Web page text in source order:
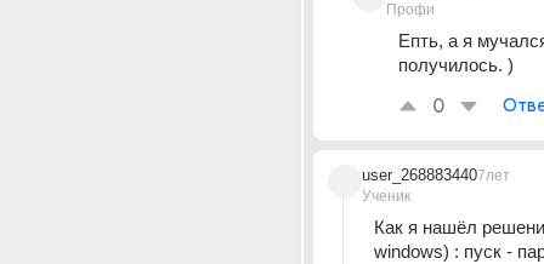
Профи
Епть, а я
получилось. )
0
user_268883440
Ученик
7лет
Как я нашёл
windows) : пуск -